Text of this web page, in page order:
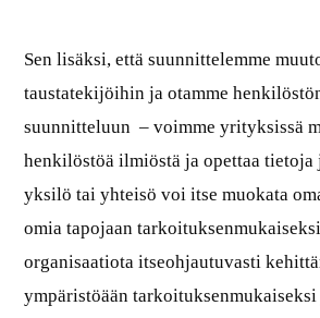
Sen lisäksi, että suunnittelemme
taustatekijöihin ja otamme
suunnitteluun – voimme yrityksissä
henkilöstöä ilmiöstä ja opettaa
yksilö tai yhteisö voi itse muokata
omia tapojaan
organisaatiota itseohjautuvasti
ympäristöään